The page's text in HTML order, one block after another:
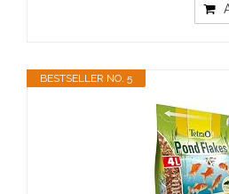
BESTSELLER NO. 5